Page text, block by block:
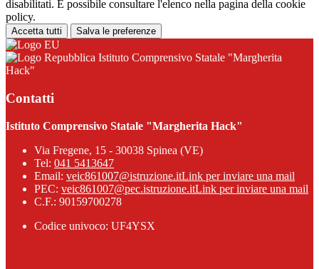
disabilitati. È possibile consultare l'elenco nella pagina della cookie
policy.
Accetta tutti Salva le preferenze
Istituto Comprensivo Statale "Margherita
Hack"
Contatti
Istituto Comprensivo Statale "Margherita Hack"
Via Fregene, 15 - 30038 Spinea (VE)
Tel: 041 5413647
Email: veic861007@istruzione.itLink per inviare una mail
PEC: veic861007@pec.istruzione.itLink per inviare una mail
C.F.: 90159700278
Codice univoco: UF4YSX